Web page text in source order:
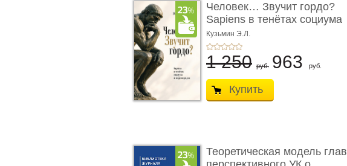
Человек… Звучит гордо?
Sapiens в тенётах социума
� ...
Кузьмин Э.Л.
1 250 руб. 963 руб.
Купить
Теоретическая модель глав